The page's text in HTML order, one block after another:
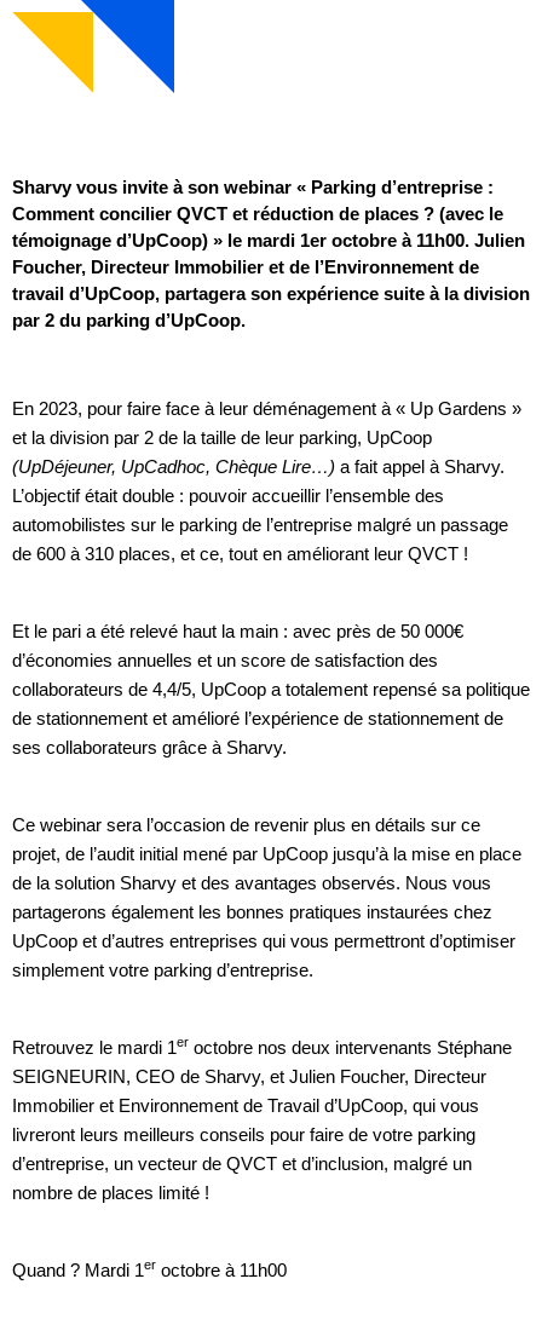
Sharvy vous invite à son webinar « Parking d’entreprise :
Comment concilier QVCT et réduction de places ? (avec le
témoignage d’UpCoop) » le mardi 1er octobre à 11h00. Julien
Foucher, Directeur Immobilier et de l’Environnement de
travail d’UpCoop, partagera son expérience suite à la division
par 2 du parking d’UpCoop.
En 2023, pour faire face à leur déménagement à « Up Gardens »
et la division par 2 de la taille de leur parking, UpCoop
(UpDéjeuner, UpCadhoc, Chèque Lire…) a fait appel à Sharvy.
L’objectif était double : pouvoir accueillir l’ensemble des
automobilistes sur le parking de l’entreprise malgré un passage
de 600 à 310 places, et ce, tout en améliorant leur QVCT !
Et le pari a été relevé haut la main : avec près de 50 000€
d’économies annuelles et un score de satisfaction des
collaborateurs de 4,4/5, UpCoop a totalement repensé sa politique
de stationnement et amélioré l’expérience de stationnement de
ses collaborateurs grâce à Sharvy.
Ce webinar sera l’occasion de revenir plus en détails sur ce
projet, de l’audit initial mené par UpCoop jusqu’à la mise en place
de la solution Sharvy et des avantages observés. Nous vous
partagerons également les bonnes pratiques instaurées chez
UpCoop et d’autres entreprises qui vous permettront d’optimiser
simplement votre parking d’entreprise.
Retrouvez le mardi 1er octobre nos deux intervenants Stéphane
SEIGNEURIN, CEO de Sharvy, et Julien Foucher, Directeur
Immobilier et Environnement de Travail d’UpCoop, qui vous
livreront leurs meilleurs conseils pour faire de votre parking
d’entreprise, un vecteur de QVCT et d’inclusion, malgré un
nombre de places limité !
Quand ? Mardi 1er octobre à 11h00